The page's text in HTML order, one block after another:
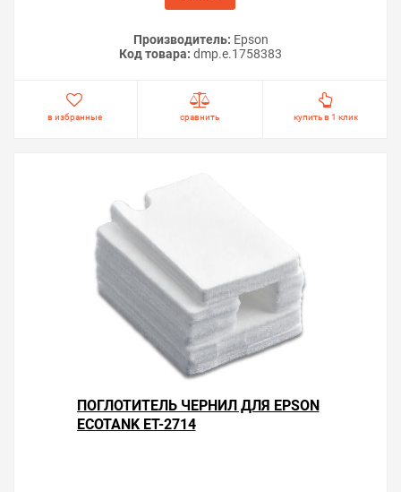
помимо замены ёмкости отработанных чернил,
необходимо обнулить счетчик отработанных
сброса памперса
одноразового кода
вопросы и поможем сделать печать на принтере
экономичной.
Производитель: Epson
Код товара: dmp.e.1758383
в избранные сравнить купить в 1 клик
ПОГЛОТИТЕЛЬ ЧЕРНИЛ ДЛЯ EPSON
ECOTANK ET-2714